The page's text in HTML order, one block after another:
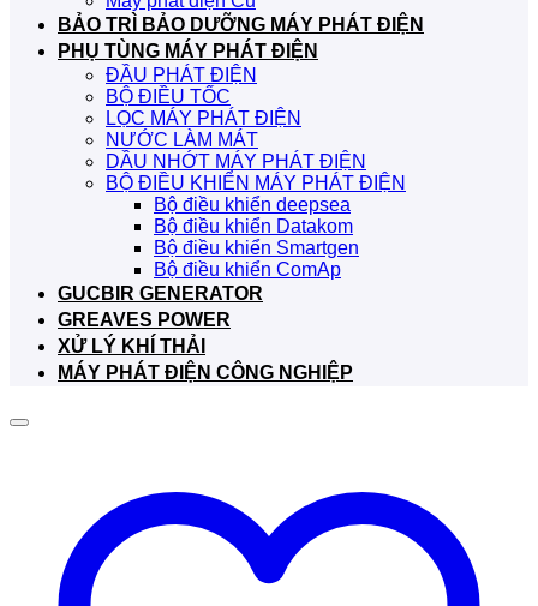
BẢO TRÌ BẢO DƯỠNG MÁY PHÁT ĐIỆN
PHỤ TÙNG MÁY PHÁT ĐIỆN
ĐẦU PHÁT ĐIỆN
BỘ ĐIỀU TỐC
LỌC MÁY PHÁT ĐIỆN
NƯỚC LÀM MÁT
DẦU NHỚT MÁY PHÁT ĐIỆN
BỘ ĐIỀU KHIỂN MÁY PHÁT ĐIỆN
Bộ điều khiển deepsea
Bộ điều khiển Datakom
Bộ điều khiển Smartgen
Bộ điều khiển ComAp
GUCBIR GENERATOR
GREAVES POWER
XỬ LÝ KHÍ THẢI
MÁY PHÁT ĐIỆN CÔNG NGHIỆP